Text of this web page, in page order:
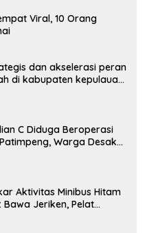
Viral, 10 Orang
dan akselerasi peran
di kabupaten kepulauan
C Diduga Beroperasi
Warga Desak
Aktivitas Minibus Hitam
Bawa Jeriken, Pelat